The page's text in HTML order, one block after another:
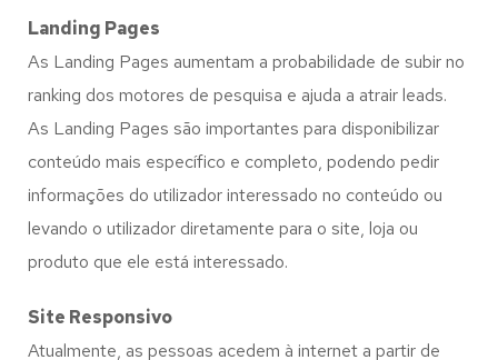
Landing Pages
As Landing Pages aumentam a probabilidade de subir no
ranking dos motores de pesquisa e ajuda a atrair leads.
As Landing Pages são importantes para disponibilizar
conteúdo mais específico e completo, podendo pedir
informações do utilizador interessado no conteúdo ou
levando o utilizador diretamente para o site, loja ou
produto que ele está interessado.
Site Responsivo
Atualmente, as pessoas acedem à internet a partir de